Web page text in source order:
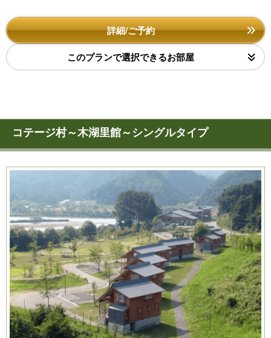
詳細/ご予約
このプランで選択できるお部屋
コテージ村～木湖里館～シングルタイプ